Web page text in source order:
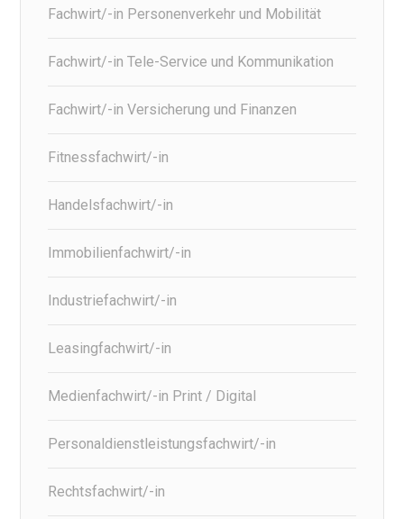
Fachwirt/-in Personenverkehr und Mobilität
Fachwirt/-in Tele-Service und Kommunikation
Fachwirt/-in Versicherung und Finanzen
Fitnessfachwirt/-in
Handelsfachwirt/-in
Immobilienfachwirt/-in
Industriefachwirt/-in
Leasingfachwirt/-in
Medienfachwirt/-in Print / Digital
Personaldienstleistungsfachwirt/-in
Rechtsfachwirt/-in